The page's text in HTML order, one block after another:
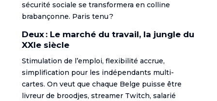
sécurité sociale se transformera en colline
brabançonne. Paris tenu ?
Deux : Le marché du travail, la jungle du
XXIe siècle
Stimulation de l’emploi, flexibilité accrue,
simplification pour les indépendants multi-
cartes. On veut que chaque Belge puisse être
livreur de broodjes, streamer Twitch, salarié